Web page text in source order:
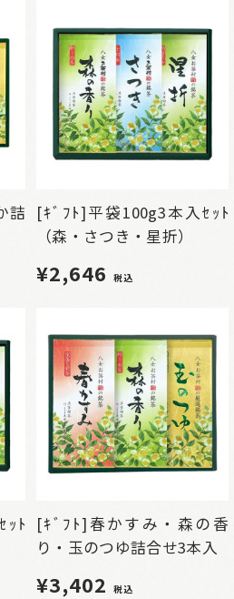
詰
[ｷﾞﾌﾄ]平袋100g3本入ｾｯﾄ
（森・さつき・星折）
¥2,646 税込
ｯﾄ
[ｷﾞﾌﾄ]春かすみ・森の香
り・玉のつゆ詰合せ3本入
¥3,402 税込